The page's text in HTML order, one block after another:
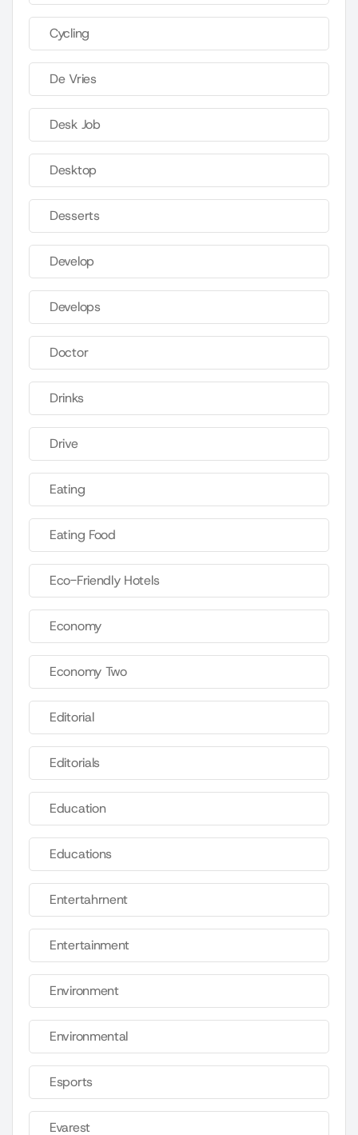
Cycling
De Vries
Desk Job
Desktop
Desserts
Develop
Develops
Doctor
Drinks
Drive
Eating
Eating Food
Eco-Friendly Hotels
Economy
Economy Two
Editorial
Editorials
Education
Educations
Entertahrnent
Entertainment
Environment
Environmental
Esports
Evarest